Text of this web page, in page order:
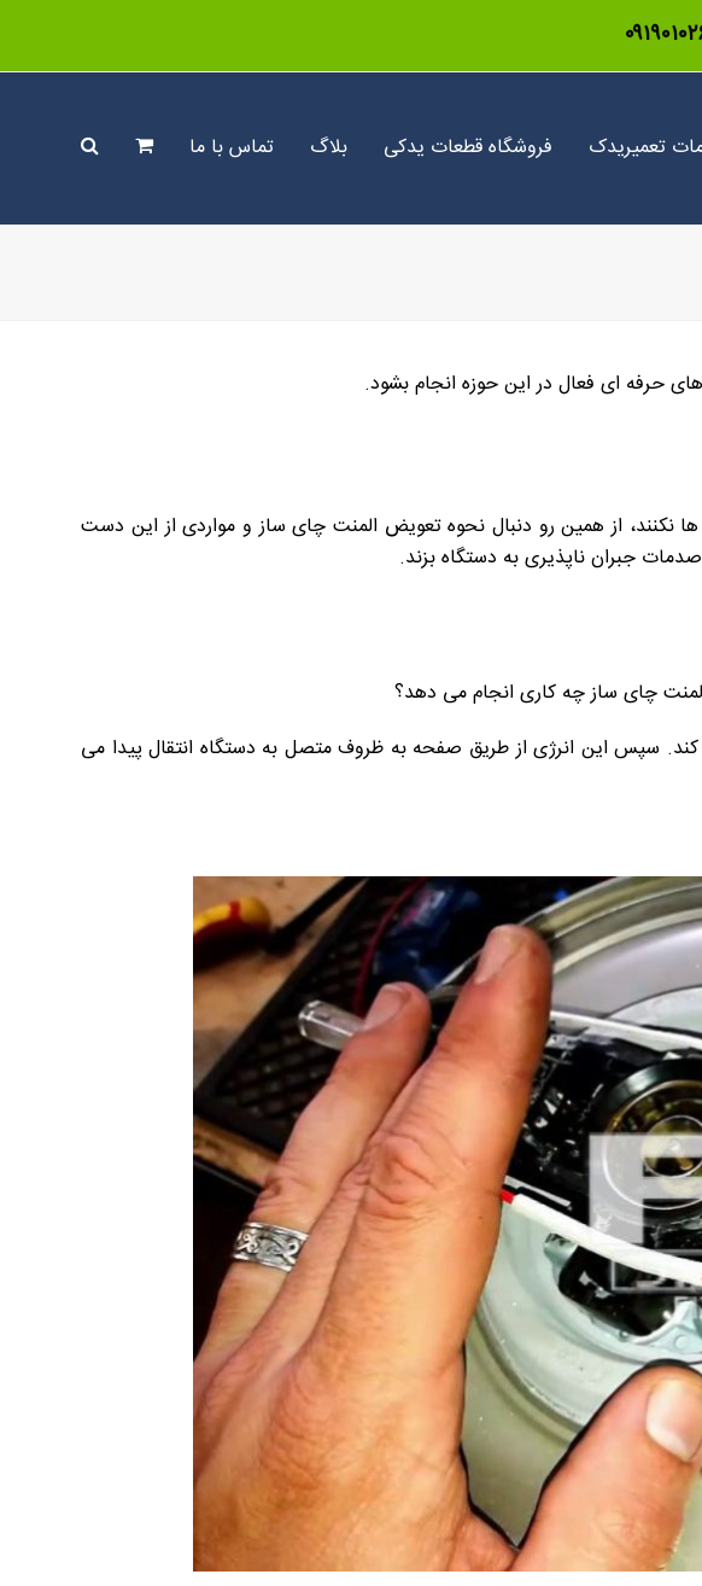
تعمیریدک فروشگاه قطعات یدکی بلاگ تماس با ما
حرفه ای فعال در این حوزه انجام بشود.
ها نکنند، از همین رو دنبال نحوه تعویض المنت چای ساز و مواردی از این دست
جبران ناپذیری به دستگاه بزند.
چای ساز چه کاری انجام می دهد؟
کند. سپس این انرژی از طریق صفحه به ظروف متصل به دستگاه انتقال پیدا می